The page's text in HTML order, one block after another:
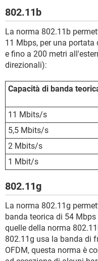
802.11b
La norma 802.11b
11 Mbps, per una
e fino a 200 metri
direzionali):
Capacità di banda
11 Mbits/s
5,5 Mbits/s
2 Mbits/s
1 Mbit/s
802.11g
La norma 802.11g
banda teorica di 54
quelle della norma
802.11g usa la banda di
OFDM, questa norma è